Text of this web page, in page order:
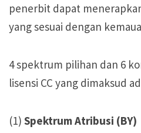
penerbit dapat
yang sesuai dengan
4 spektrum pilihan dan 6
lisensi CC yang dimaksud
(1) Spektrum Atribusi (BY)